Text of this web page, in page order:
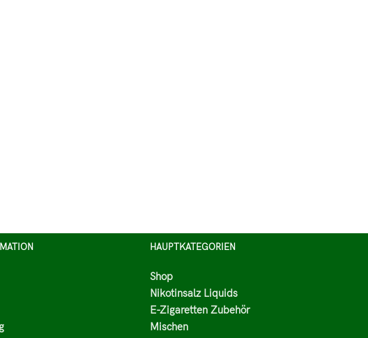
HAUPTKATEGORIEN
Shop
Nikotinsalz Liquids
E-Zigaretten Zubehör
Mischen